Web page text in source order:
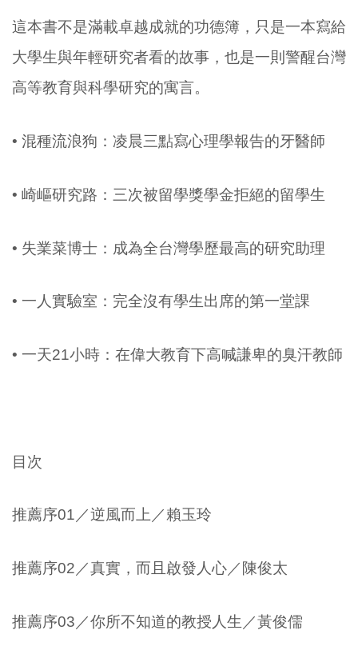
這本書不是滿載卓越成就的功德簿，只是一本寫給
大學生與年輕研究者看的故事，也是一則警醒台灣
高等教育與科學研究的寓言。
• 混種流浪狗：凌晨三點寫心理學報告的牙醫師
• 崎嶇研究路：三次被留學獎學金拒絕的留學生
• 失業菜博士：成為全台灣學歷最高的研究助理
• 一人實驗室：完全沒有學生出席的第一堂課
• 一天21小時：在偉大教育下高喊謙卑的臭汗教師
目次
推薦序01／逆風而上／賴玉玲
推薦序02／真實，而且啟發人心／陳俊太
推薦序03／你所不知道的教授人生／黃俊儒